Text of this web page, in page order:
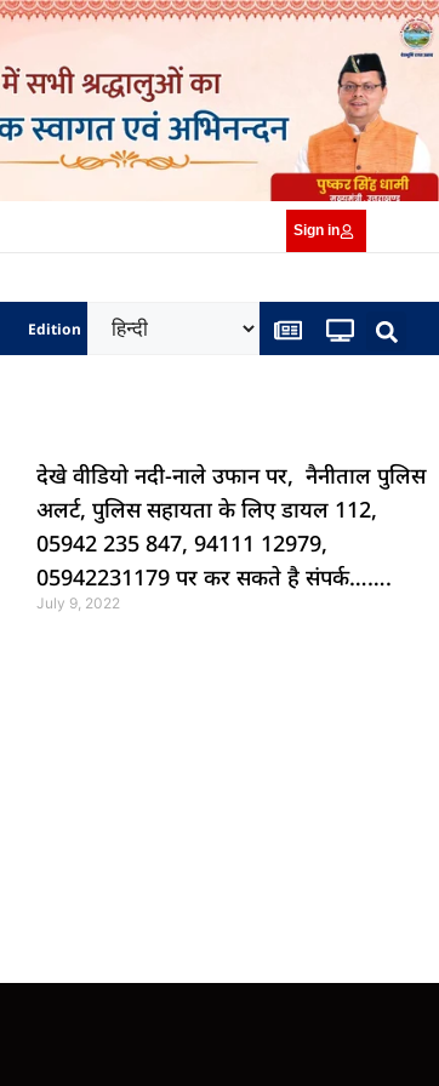
Sign in
Edition
देखे वीडियो नदी-नाले उफान पर, नैनीताल पुलिस
अलर्ट, पुलिस सहायता के लिए डायल 112,
05942 235 847, 94111 12979,
05942231179 पर कर सकते है संपर्क…….
July 9, 2022